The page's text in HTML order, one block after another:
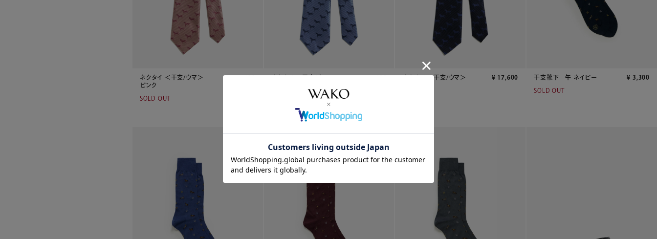
ネクタイ ＜干支/ウマ＞
ピンク
¥ 17,600
SOLD OUT
ネクタイ ＜干支/ウマ＞
¥ 17,600
ネクタイ ＜干支/ウマ＞
¥ 17,600 干支靴下 午 ネイビー ¥ 3,300
SOLD OUT